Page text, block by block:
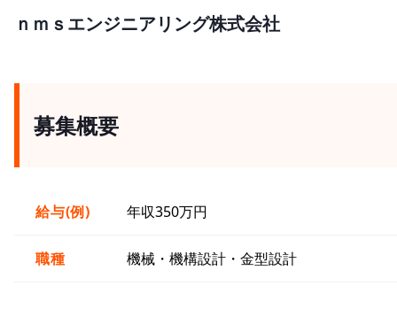
ｎｍｓエンジニアリング株式会社
募集概要
給与(例) 年収350万円
職種 機械・機構設計・金型設計